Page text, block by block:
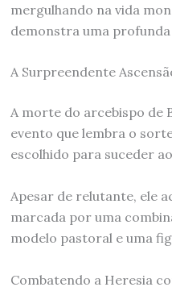
mergulhando na vida
demonstra uma profunda
A Surpreendente
A morte do arcebispo de
evento que lembra o
escolhido para suceder
Apesar de relutante, ele
marcada por uma
modelo pastoral e uma
Combatendo a Heresia